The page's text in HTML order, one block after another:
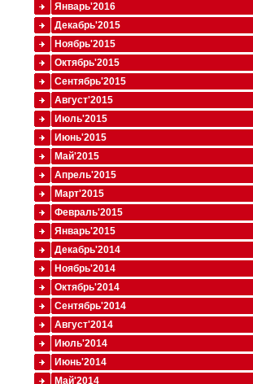
Январь'2016
Декабрь'2015
Ноябрь'2015
Октябрь'2015
Сентябрь'2015
Август'2015
Июль'2015
Июнь'2015
Май'2015
Апрель'2015
Март'2015
Февраль'2015
Январь'2015
Декабрь'2014
Ноябрь'2014
Октябрь'2014
Сентябрь'2014
Август'2014
Июль'2014
Июнь'2014
Май'2014